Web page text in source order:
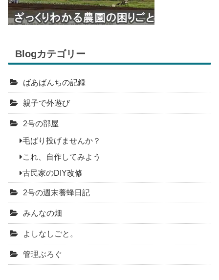
Blogカテゴリー
ばあばんちの記録
親子で外遊び
2号の部屋
毛ばり投げませんか？
これ、自作してみよう
古民家のDIY改修
2号の週末養蜂日記
みんなの畑
よしなしごと。
管理ぶろぐ